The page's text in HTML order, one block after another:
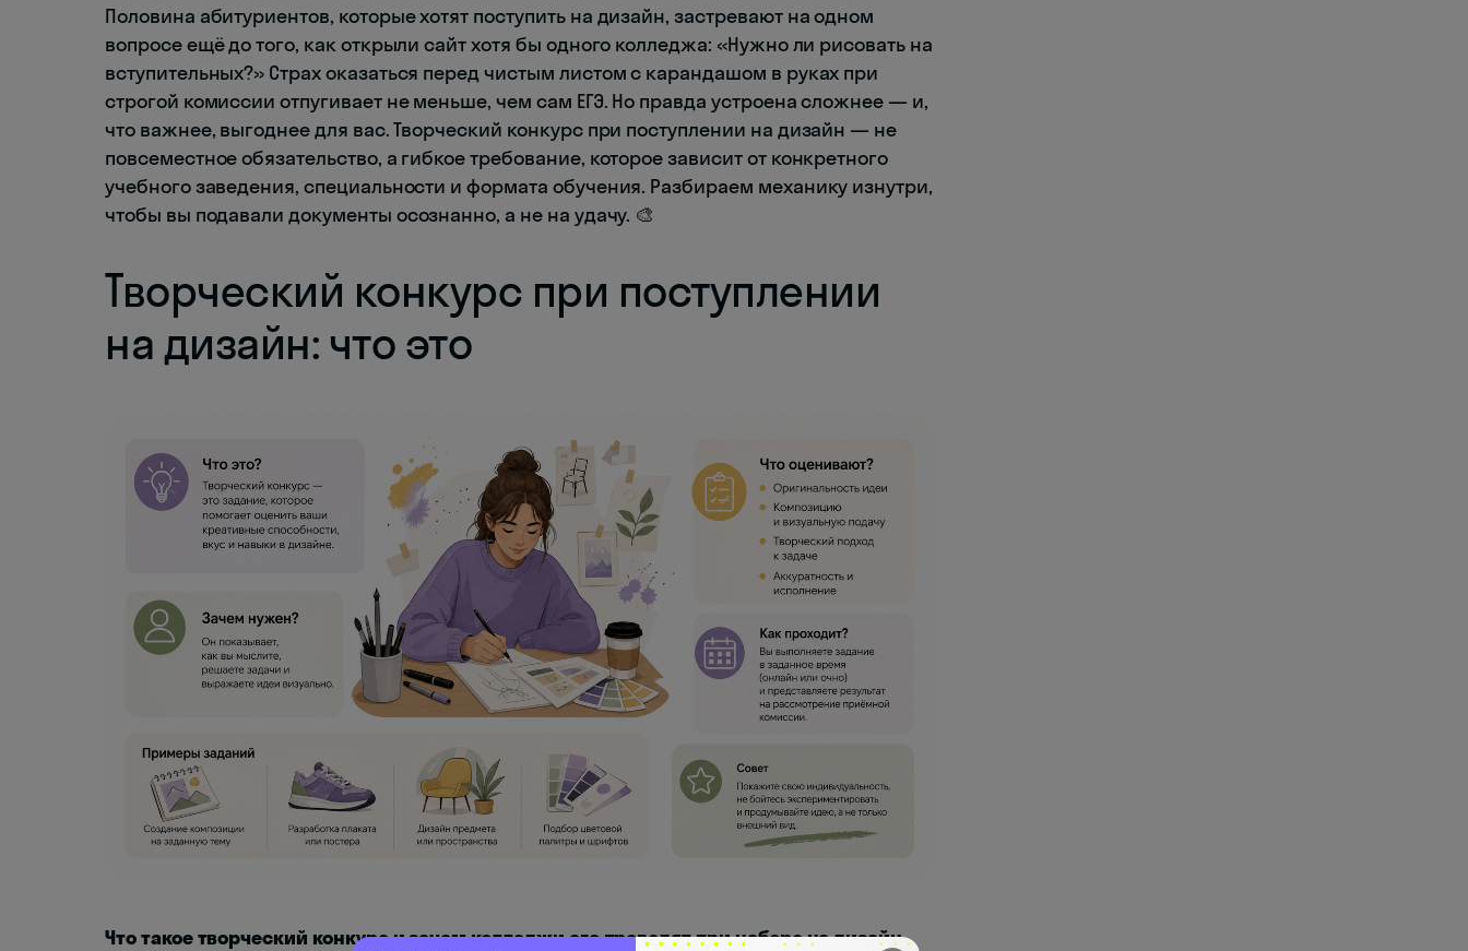
Половина абитуриентов, которые хотят поступить на дизайн, застревают на одном
вопросе ещё до того, как открыли сайт хотя бы одного колледжа: «Нужно ли рисовать на
вступительных?» Страх оказаться перед чистым листом с карандашом в руках при
строгой комиссии отпугивает не меньше, чем сам ЕГЭ. Но правда устроена сложнее — и,
что важнее, выгоднее для вас. Творческий конкурс при поступлении на дизайн — не
повсеместное обязательство, а гибкое требование, которое зависит от конкретного
учебного заведения, специальности и формата обучения. Разбираем механику изнутри,
чтобы вы подавали документы осознанно, а не на удачу. 🎨
Творческий конкурс при поступлении
на дизайн: что это
Что такое творческий конкурс и зачем колледжи его проводят при наборе на дизайн.